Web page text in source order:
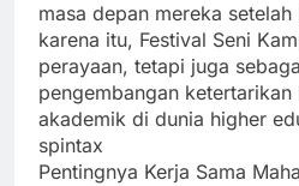
masa depan mereka
karena itu, Festival Seni
perayaan, tetapi juga
pengembangan
akademik di dunia higher
spintax
Pentingnya Kerja Sama